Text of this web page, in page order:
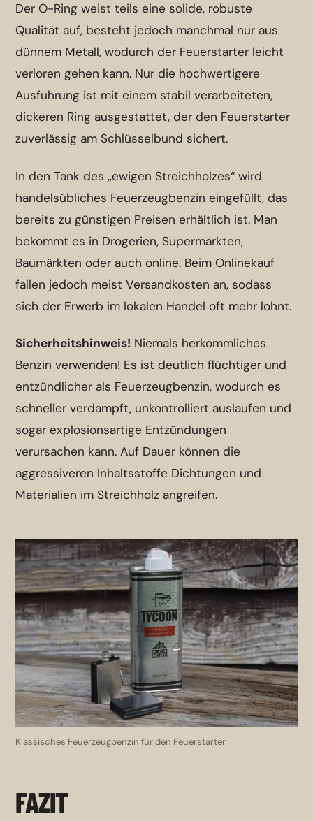
Der O-Ring weist teils eine solide, robuste
Qualität auf, besteht jedoch manchmal nur aus
dünnem Metall, wodurch der Feuerstarter leicht
verloren gehen kann. Nur die hochwertigere
Ausführung ist mit einem stabil verarbeiteten,
dickeren Ring ausgestattet, der den Feuerstarter
zuverlässig am Schlüsselbund sichert.
In den Tank des „ewigen Streichholzes“ wird
handelsübliches Feuerzeugbenzin eingefüllt, das
bereits zu günstigen Preisen erhältlich ist. Man
bekommt es in Drogerien, Supermärkten,
Baumärkten oder auch online. Beim Onlinekauf
fallen jedoch meist Versandkosten an, sodass
sich der Erwerb im lokalen Handel oft mehr lohnt.
Sicherheitshinweis! Niemals herkömmliches
Benzin verwenden! Es ist deutlich flüchtiger und
entzündlicher als Feuerzeugbenzin, wodurch es
schneller verdampft, unkontrolliert auslaufen und
sogar explosionsartige Entzündungen
verursachen kann. Auf Dauer können die
aggressiveren Inhaltsstoffe Dichtungen und
Materialien im Streichholz angreifen.
Klassisches Feuerzeugbenzin für den Feuerstarter
FAZIT